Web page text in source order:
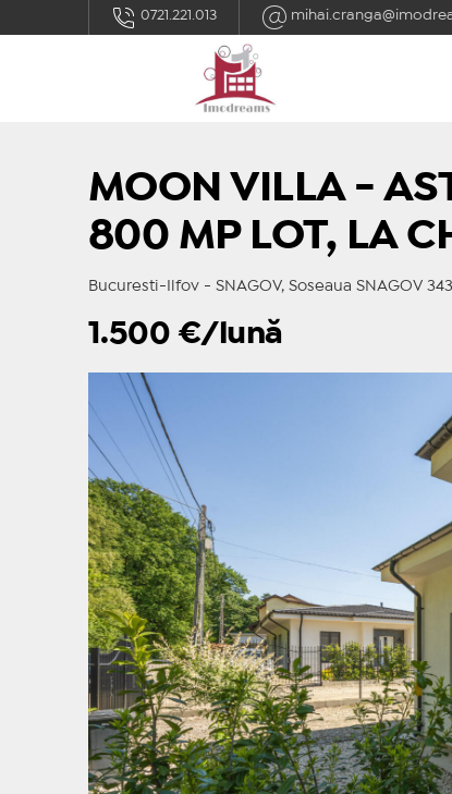
0721.221.013
MOON VILLA -
800 MP LOT, LA
Bucuresti-Ilfov - SNAGOV, Soseaua SNAGOV
1.500 €/lună